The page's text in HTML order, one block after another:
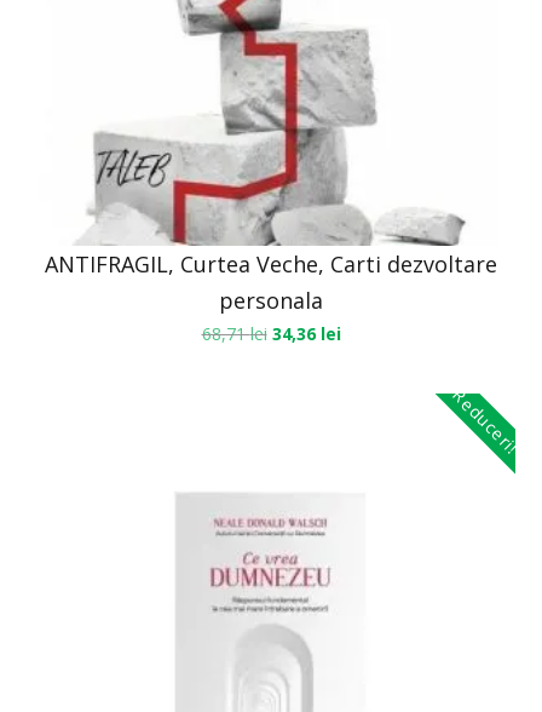
ANTIFRAGIL, Curtea Veche, Carti dezvoltare
personala
68,71lei 34,36 lei
Reduceri!